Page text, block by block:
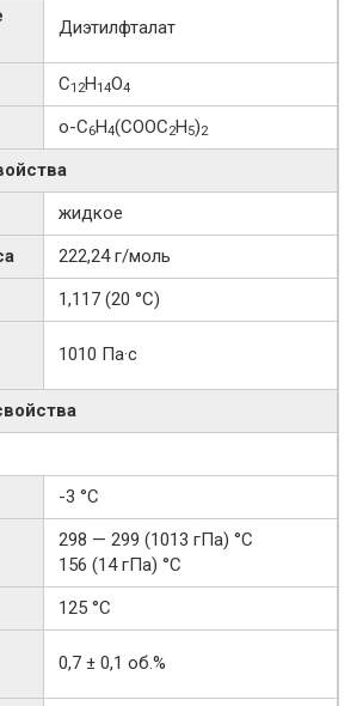
Диэтилфталат
C12H14O4
о-С6Н4(СООС2Н5)2
жидкое
222,24 г/моль
1,117 (20 °C)
1010 Па·с
-3 °C
298 — 299 (1013 гПа) °С
156 (14 гПа) °C
125 °C
0,7 ± 0,1 об.%